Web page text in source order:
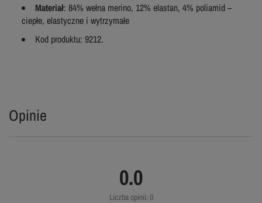
Materiał: 84% wełna merino, 12% elastan, 4% poliamid –
ciepłe, elastyczne i wytrzymałe
Kod produktu: 9212.
Opinie
0.0
Liczba opinii: 0